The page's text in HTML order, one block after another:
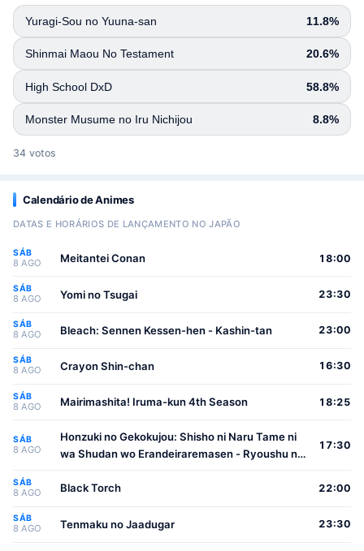
Yuragi-Sou no Yuuna-san 11.8%
Shinmai Maou No Testament 20.6%
High School DxD 58.8%
Monster Musume no Iru Nichijou 8.8%
34 votos
Calendário de Animes
DATAS E HORÁRIOS DE LANÇAMENTO NO JAPÃO
SÁB
8 AGO Meitantei Conan 18:00
SÁB
8 AGO Yomi no Tsugai 23:30
SÁB
8 AGO Bleach: Sennen Kessen-hen - Kashin-tan 23:00
SÁB
8 AGO Crayon Shin-chan 16:30
SÁB
8 AGO Mairimashita! Iruma-kun 4th Season 18:25
SÁB
8 AGO
Honzuki no Gekokujou: Shisho ni Naru Tame ni
wa Shudan wo Erandeiraremasen - Ryoushu no
17:30
SÁB
8 AGO Black Torch 22:00
SÁB
8 AGO Tenmaku no Jaadugar 23:30